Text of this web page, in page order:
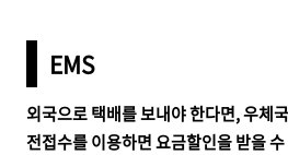
EMS
외국으로 택배를 보내야 한다면, 우체
전접수를 이용하면 요금할인을 받을